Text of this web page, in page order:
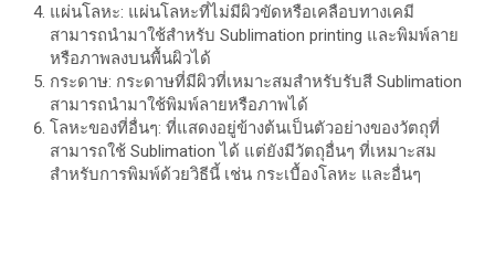
แผ่นโลหะ: แผ่นโลหะที่ไม่มีผิวขัดหรือเคลือบทางเคมี
สามารถนำมาใช้สำหรับ Sublimation printing และพิมพ์ลาย
หรือภาพลงบนพื้นผิวได้
กระดาษ: กระดาษที่มีผิวที่เหมาะสมสำหรับรับสี Sublimation
สามารถนำมาใช้พิมพ์ลายหรือภาพได้
โลหะของที่อื่นๆ: ที่แสดงอยู่ข้างต้นเป็นตัวอย่างของวัตถุที่
สามารถใช้ Sublimation ได้ แต่ยังมีวัตถุอื่นๆ ที่เหมาะสม
สำหรับการพิมพ์ด้วยวิธีนี้ เช่น กระเบื้องโลหะ และอื่นๆ